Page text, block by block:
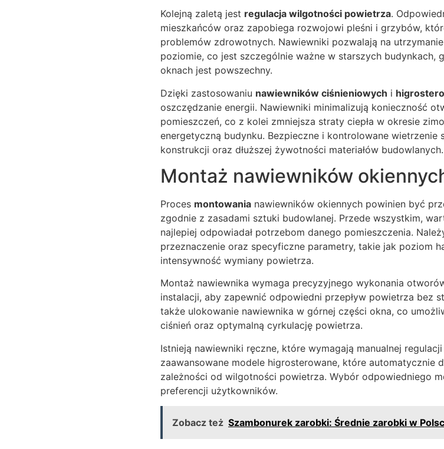
Kolejną zaletą jest regulacja wilgotności powietrza.
mieszkańców oraz zapobiega rozwojowi pleśni i grzybów,
problemów zdrowotnych. Nawiewniki pozwalają na
poziomie, co jest szczególnie ważne w starszych budynkach,
oknach jest powszechny.
Dzięki zastosowaniu nawiewników ciśnieniowych i
oszczędzanie energii. Nawiewniki minimalizują konieczność
pomieszczeń, co z kolei zmniejsza straty ciepła w okresie
energetyczną budynku. Bezpieczne i kontrolowane wietrzenie
konstrukcji oraz dłuższej żywotności materiałów budowlanych.
Montaż nawiewników
Proces montowania nawiewników okiennych powinien być
zgodnie z zasadami sztuki budowlanej. Przede wszystkim,
najlepiej odpowiadał potrzebom danego pomieszczenia.
przeznaczenie oraz specyficzne parametry, takie jak poziom
intensywność wymiany powietrza.
Montaż nawiewnika wymaga precyzyjnego wykonania
instalacji, aby zapewnić odpowiedni przepływ powietrza bez
także ulokowanie nawiewnika w górnej części okna, co
ciśnień oraz optymalną cyrkulację powietrza.
Istnieją nawiewniki ręczne, które wymagają manualnej
zaawansowane modele higrosterowane, które automatycznie
zależności od wilgotności powietrza. Wybór odpowiedniego
preferencji użytkowników.
Zobacz też Szambonurek zarobki: Średnie zarobki w